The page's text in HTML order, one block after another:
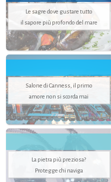
Le sagre dove gustare tutto
il sapore più profondo del mare
Salone di Canness, il primo
amore non si scorda mai
La pietra più preziosa?
Protegge chi naviga